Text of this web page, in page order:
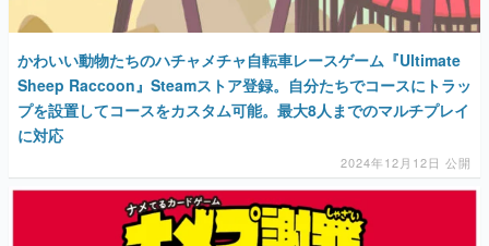
かわいい動物たちのハチャメチャ自転車レースゲーム『Ultimate
Sheep Raccoon』Steamストア登録。自分たちでコースにトラッ
プを設置してコースをカスタム可能。最大8人までのマルチプレイ
に対応
2024年12月12日 公開